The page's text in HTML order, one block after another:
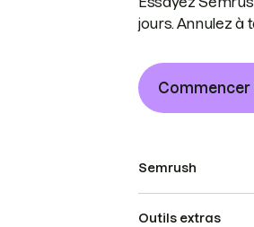
jours. Annulez à
Commencer
Semrush
Outils extras